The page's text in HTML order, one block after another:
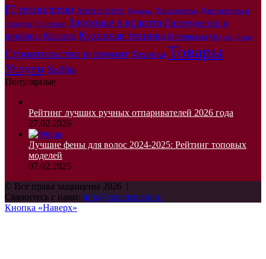
IT технологии Авто и мото Гаджеты Для животных Для чистоты и
порядка Здоровье Здоровье и красота Инструменты и
приборы Красота Кухонная техника Материалы Отдых Спорт
Строительство и ремонт Техника Товары
Услуги Хобби
Популярные
Рейтинг лучших ручных отпаривателей 2026 года
27.02.2026
Лучшие фены для волос 2024-2025: Рейтинг топовых
моделей
07.02.2025
© Все права защищены 2026 |
Свяжитесь с нами: info@expertsmark.ru
Кнопка «Наверх»